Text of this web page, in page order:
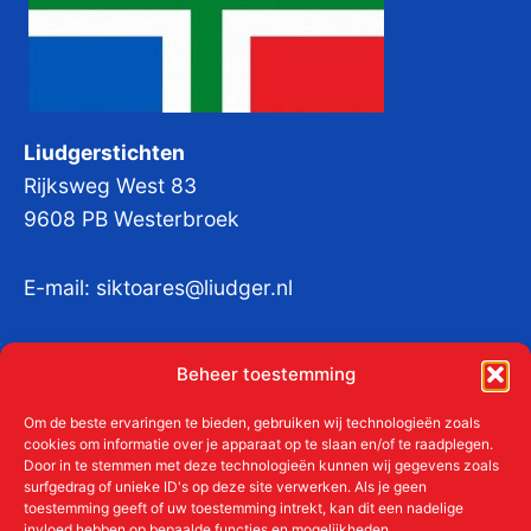
Beheer toestemming
Om de beste ervaringen te bieden, gebruiken wij technologieën zoals
cookies om informatie over je apparaat op te slaan en/of te raadplegen.
Door in te stemmen met deze technologieën kunnen wij gegevens zoals
surfgedrag of unieke ID's op deze site verwerken. Als je geen
toestemming geeft of uw toestemming intrekt, kan dit een nadelige
Liudgerstichten
Rijksweg West 83
9608 PB Westerbroek
E-mail: siktoares@liudger.nl
KvKnr:41011712
Meer over de Liudgerstichten